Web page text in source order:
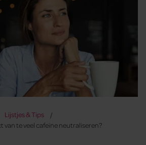
Lijstjes & Tips
van te veel cafeïne neutraliseren?